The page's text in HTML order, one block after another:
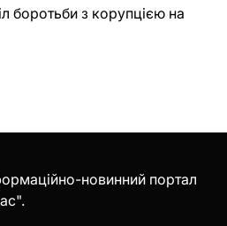
боротьби з корупцією на
новинний портал